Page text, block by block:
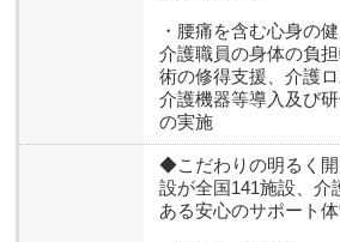
・腰痛を含む心身の
介護職員の身体の負
術の修得支援、介護
介護機器等導入及び
の実施
◆こだわりの明るく
設が全国141施設、介
ある安心のサポート体